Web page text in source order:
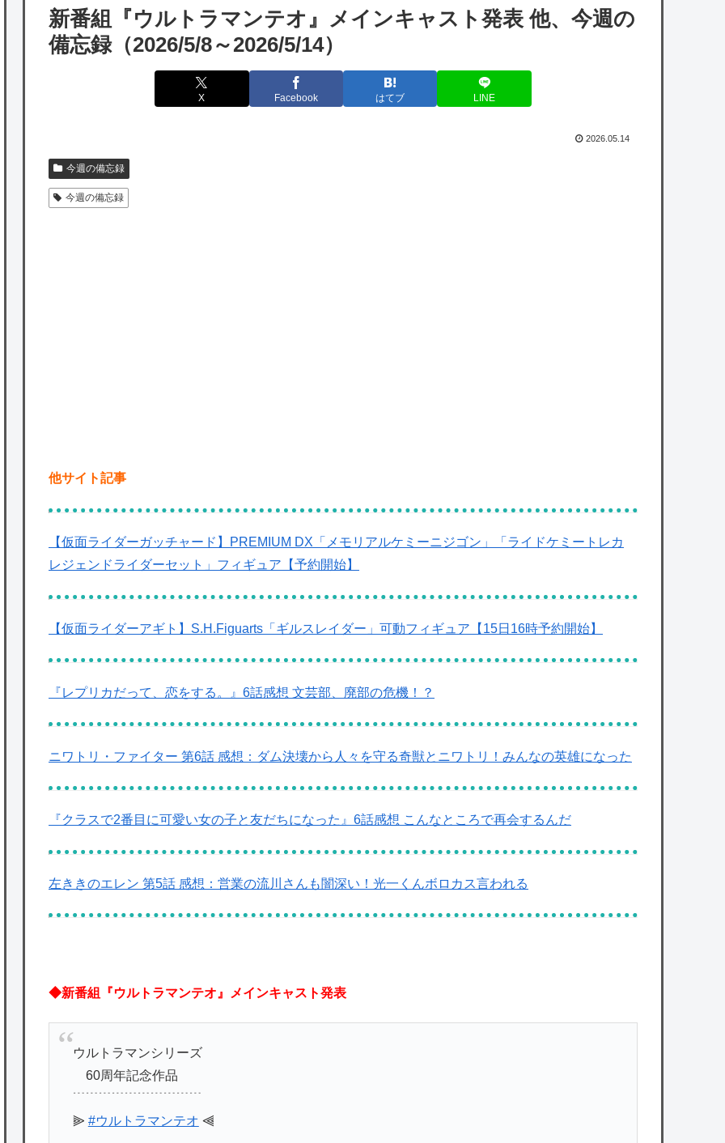
応
海外「日本よ、お前がナンバーワンだ」 熊
本地震直後の日本の対応のスピードに世界が
れたキャラの掛け合いだからなぁ（約100人）
とができないと判断した作家は使わない」
バ過ぎる。お前ら元ネタ分かるか？
【朗報】ドラゴンボール超さん、再評価でう
新番組『ウルトラマンテオ』メインキャスト発表 他、今週の
備忘録（2026/5/8～2026/5/14）
X Facebook はてブ LINE
2026.05.14
今週の備忘録
今週の備忘録
他サイト記事
【仮面ライダーガッチャード】PREMIUM DX「メモリアルケミーニジゴン」「ライドケミートレカ
レジェンドライダーセット」フィギュア【予約開始】
【仮面ライダーアギト】S.H.Figuarts「ギルスレイダー」可動フィギュア【15日16時予約開始】
『レプリカだって、恋をする。』6話感想 文芸部、廃部の危機！？
ニワトリ・ファイター 第6話 感想：ダム決壊から人々を守る奇獣とニワトリ！みんなの英雄になった
『クラスで2番目に可愛い女の子と友だちになった』6話感想 こんなところで再会するんだ
左ききのエレン 第5話 感想：営業の流川さんも闇深い！光一くんボロカス言われる
◆新番組『ウルトラマンテオ』メインキャスト発表
ウルトラマンシリーズ
60周年記念作品
﹉﹉﹉﹉﹉﹉﹉﹉﹉﹉
⫸ #ウルトラマンテオ ⫷